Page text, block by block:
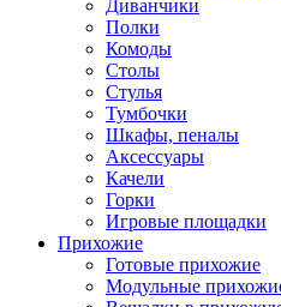
Диванчики
Полки
Комоды
Столы
Стулья
Тумбочки
Шкафы, пеналы
Аксессуары
Качели
Горки
Игровые площадки
Прихожие
Готовые прихожие
Модульные